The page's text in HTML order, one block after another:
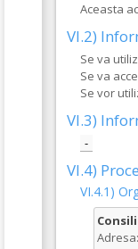
Aceasta
VI.2)
Se va
Se va
Se vor
VI.3)
-
VI.4)
VI.4.1)
Adresa: